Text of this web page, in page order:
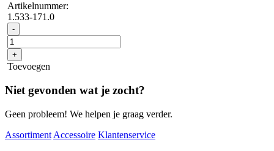
Artikelnummer:
1.533-171.0
- BD
50/40
RS
Bp
Pack
+
Toevoegen
Niet gevonden wat je zocht?
Geen probleem! We helpen je graag verder.
Assortiment Accessoire Klantenservice